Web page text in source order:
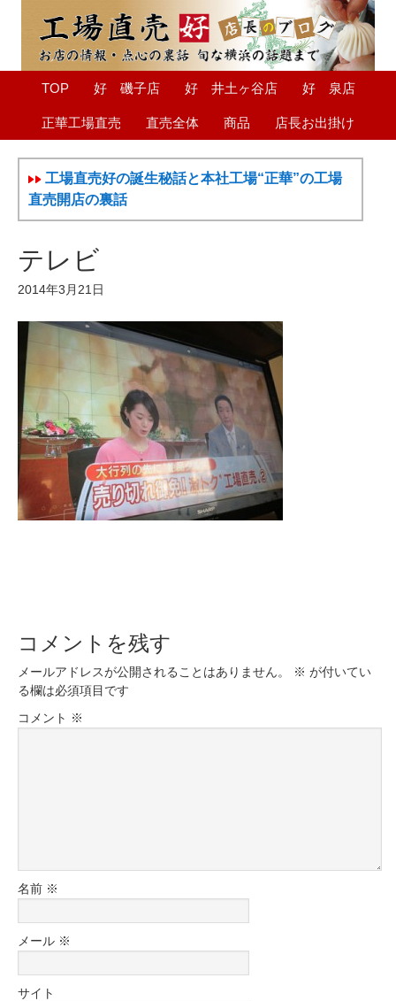
TOP 好 磯子店 好 井土ヶ谷店 好 泉店
正華工場直売 直売全体 商品 店長お出掛け
工場直売好の誕生秘話と本社工場“正華”の工場
直売開店の裏話
テレビ
2014年3月21日
コメントを残す
メールアドレスが公開されることはありません。 ※ が付いてい
る欄は必須項目です
コメント ※
名前 ※
メール ※
サイト